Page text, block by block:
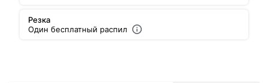
Резка
Один бесплатный распил